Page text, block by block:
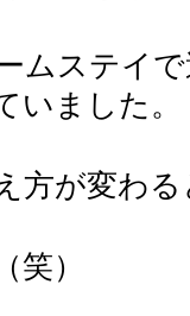
ムステイ
いました。
方が変わ
笑）